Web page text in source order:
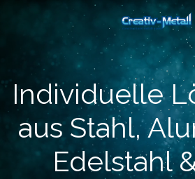
Individuelle
aus Stahl,
Edelstahl